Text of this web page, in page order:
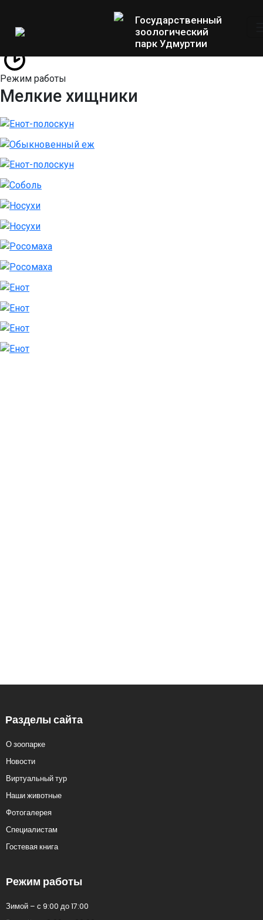
Государственный
зоологический
парк Удмуртии
Режим работы
Мелкие хищники
Разделы сайта
О зоопарке
Новости
Виртуальный тур
Наши животные
Фотогалерея
Специалистам
Гостевая книга
Режим работы
Зимой – с 9:00 до 17:00